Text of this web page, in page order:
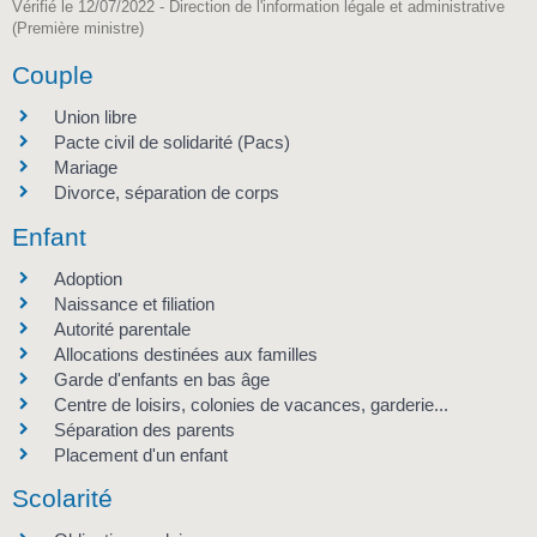
Vérifié le 12/07/2022 - Direction de l'information légale et administrative
(Première ministre)
Couple
Union libre
Pacte civil de solidarité (Pacs)
Mariage
Divorce, séparation de corps
Enfant
Adoption
Naissance et filiation
Autorité parentale
Allocations destinées aux familles
Garde d'enfants en bas âge
Centre de loisirs, colonies de vacances, garderie...
Séparation des parents
Placement d'un enfant
Scolarité